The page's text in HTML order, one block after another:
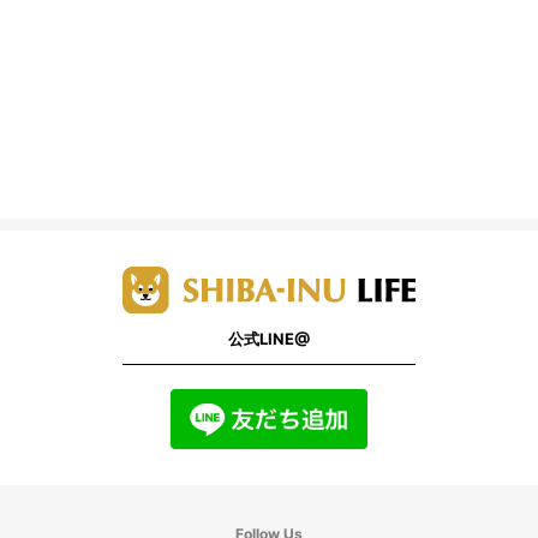
公式LINE@
Follow Us